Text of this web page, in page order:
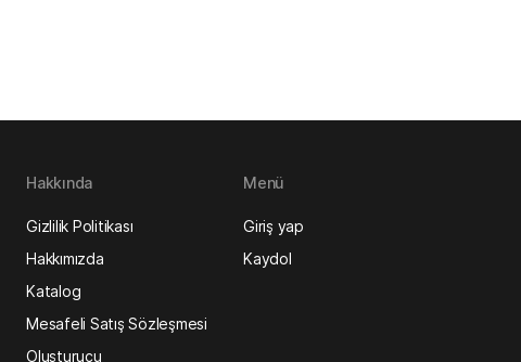
Hakkında
Gizlilik Politikası
Hakkımızda
Katalog
Mesafeli Satış Sözleşmesi
Oluşturucu
Menü
Giriş yap
Kaydol